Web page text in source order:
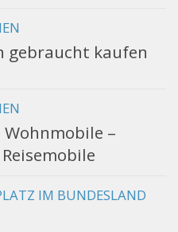
gebraucht kaufen
–
IM BUNDESLAND